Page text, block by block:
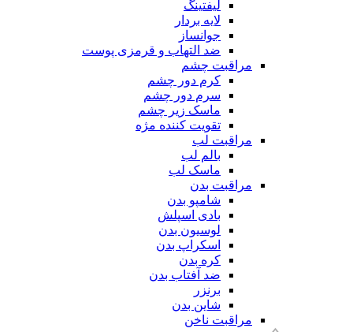
لیفتینگ
لایه بردار
جوانساز
ضد التهاب و قرمزی پوست
مراقبت چشم
کرم دور چشم
سرم دور چشم
ماسک زیر چشم
تقویت کننده مژه
مراقبت لب
بالم لب
ماسک لب
مراقبت بدن
شامپو بدن
بادی اسپلش
لوسیون بدن
اسکراپ بدن
کره بدن
ضد آفتاب بدن
برنزر
شاین بدن
مراقبت ناخن